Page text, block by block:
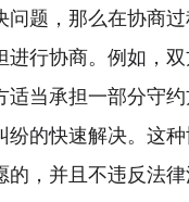
问题，那么在协商
进行协商。例如，
适当承担一部分守
纷的快速解决。这
的，并且不违反法